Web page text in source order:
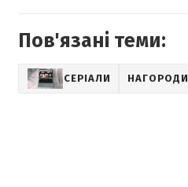
Пов'язані теми:
СЕРІАЛИ НАГОРОДИ